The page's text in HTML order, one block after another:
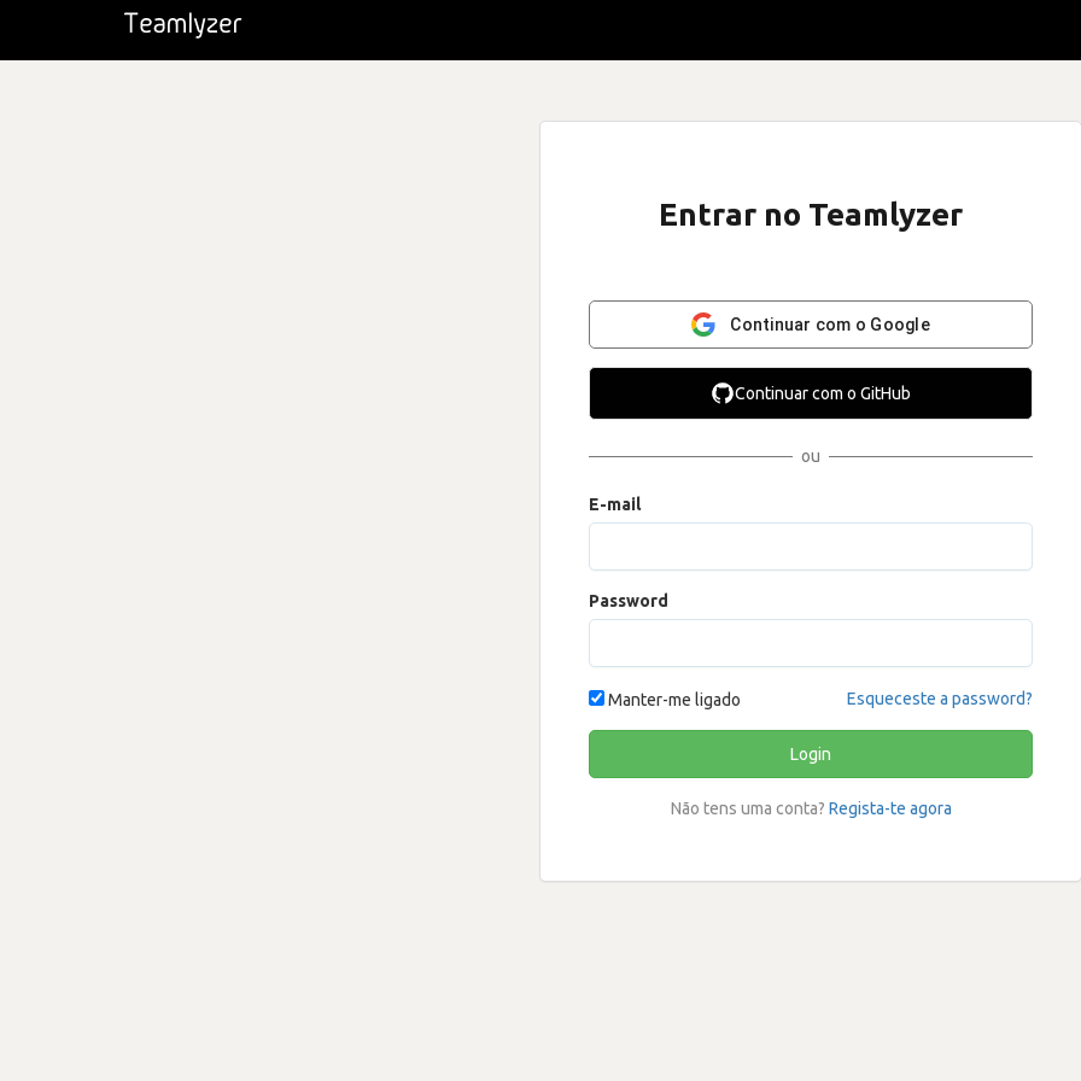
Entrar no Teamlyzer
Continuar com o Google
Continuar com o GitHub
ou
E-mail
Password
Manter-me ligado Esqueceste a password?
Login
Não tens uma conta? Regista-te agora